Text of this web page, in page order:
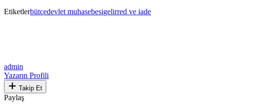
Etiketlerbütçedevlet muhasebesigelirred ve iade
admin
Yazarın Profili
Takip Et
Paylaş